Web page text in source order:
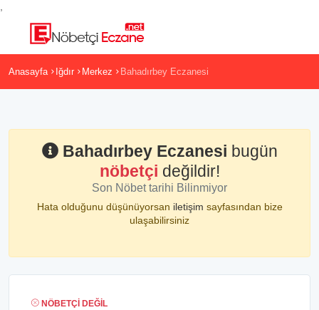
Anasayfa Iğdır Merkez Bahadırbey Eczanesi
Bahadırbey Eczanesi bugün
nöbetçi değildir!
Son Nöbet tarihi Bilinmiyor
Hata olduğunu düşünüyorsan iletişim sayfasından bize
ulaşabilirsiniz
NÖBETÇI DEĞIL